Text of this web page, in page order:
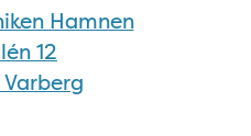
Hamnen
12